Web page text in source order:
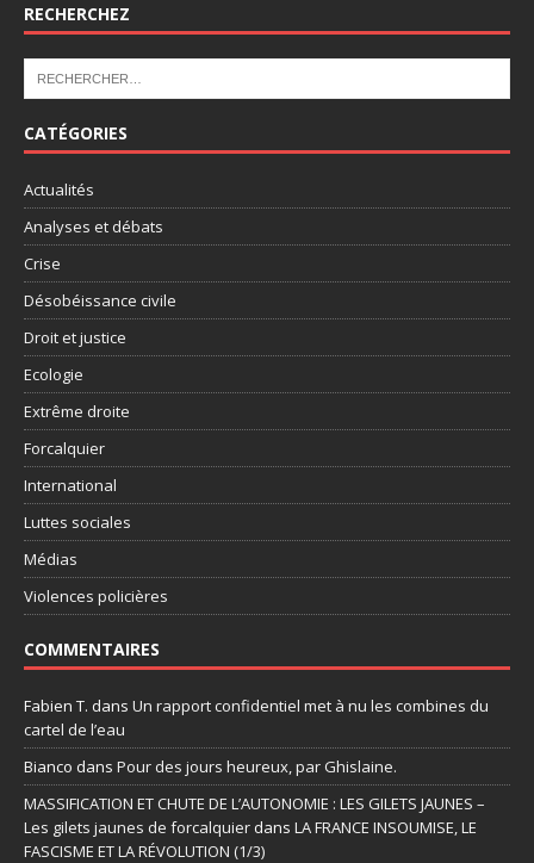
RECHERCHEZ
CATÉGORIES
Actualités
Analyses et débats
Crise
Désobéissance civile
Droit et justice
Ecologie
Extrême droite
Forcalquier
International
Luttes sociales
Médias
Violences policières
COMMENTAIRES
Fabien T. dans Un rapport confidentiel met à nu les combines du
cartel de l’eau
Bianco dans Pour des jours heureux, par Ghislaine.
MASSIFICATION ET CHUTE DE L’AUTONOMIE : LES GILETS JAUNES –
Les gilets jaunes de forcalquier dans LA FRANCE INSOUMISE, LE
FASCISME ET LA RÉVOLUTION (1/3)